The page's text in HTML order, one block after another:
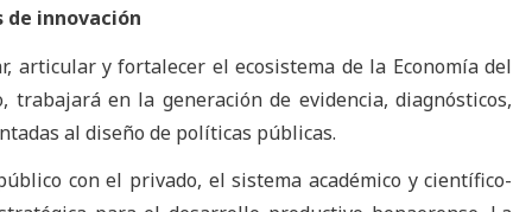
innovación
articular y fortalecer el ecosistema de la Economía del
trabajará en la generación de evidencia, diagnósticos,
al diseño de políticas públicas.
con el privado, el sistema académico y científico-